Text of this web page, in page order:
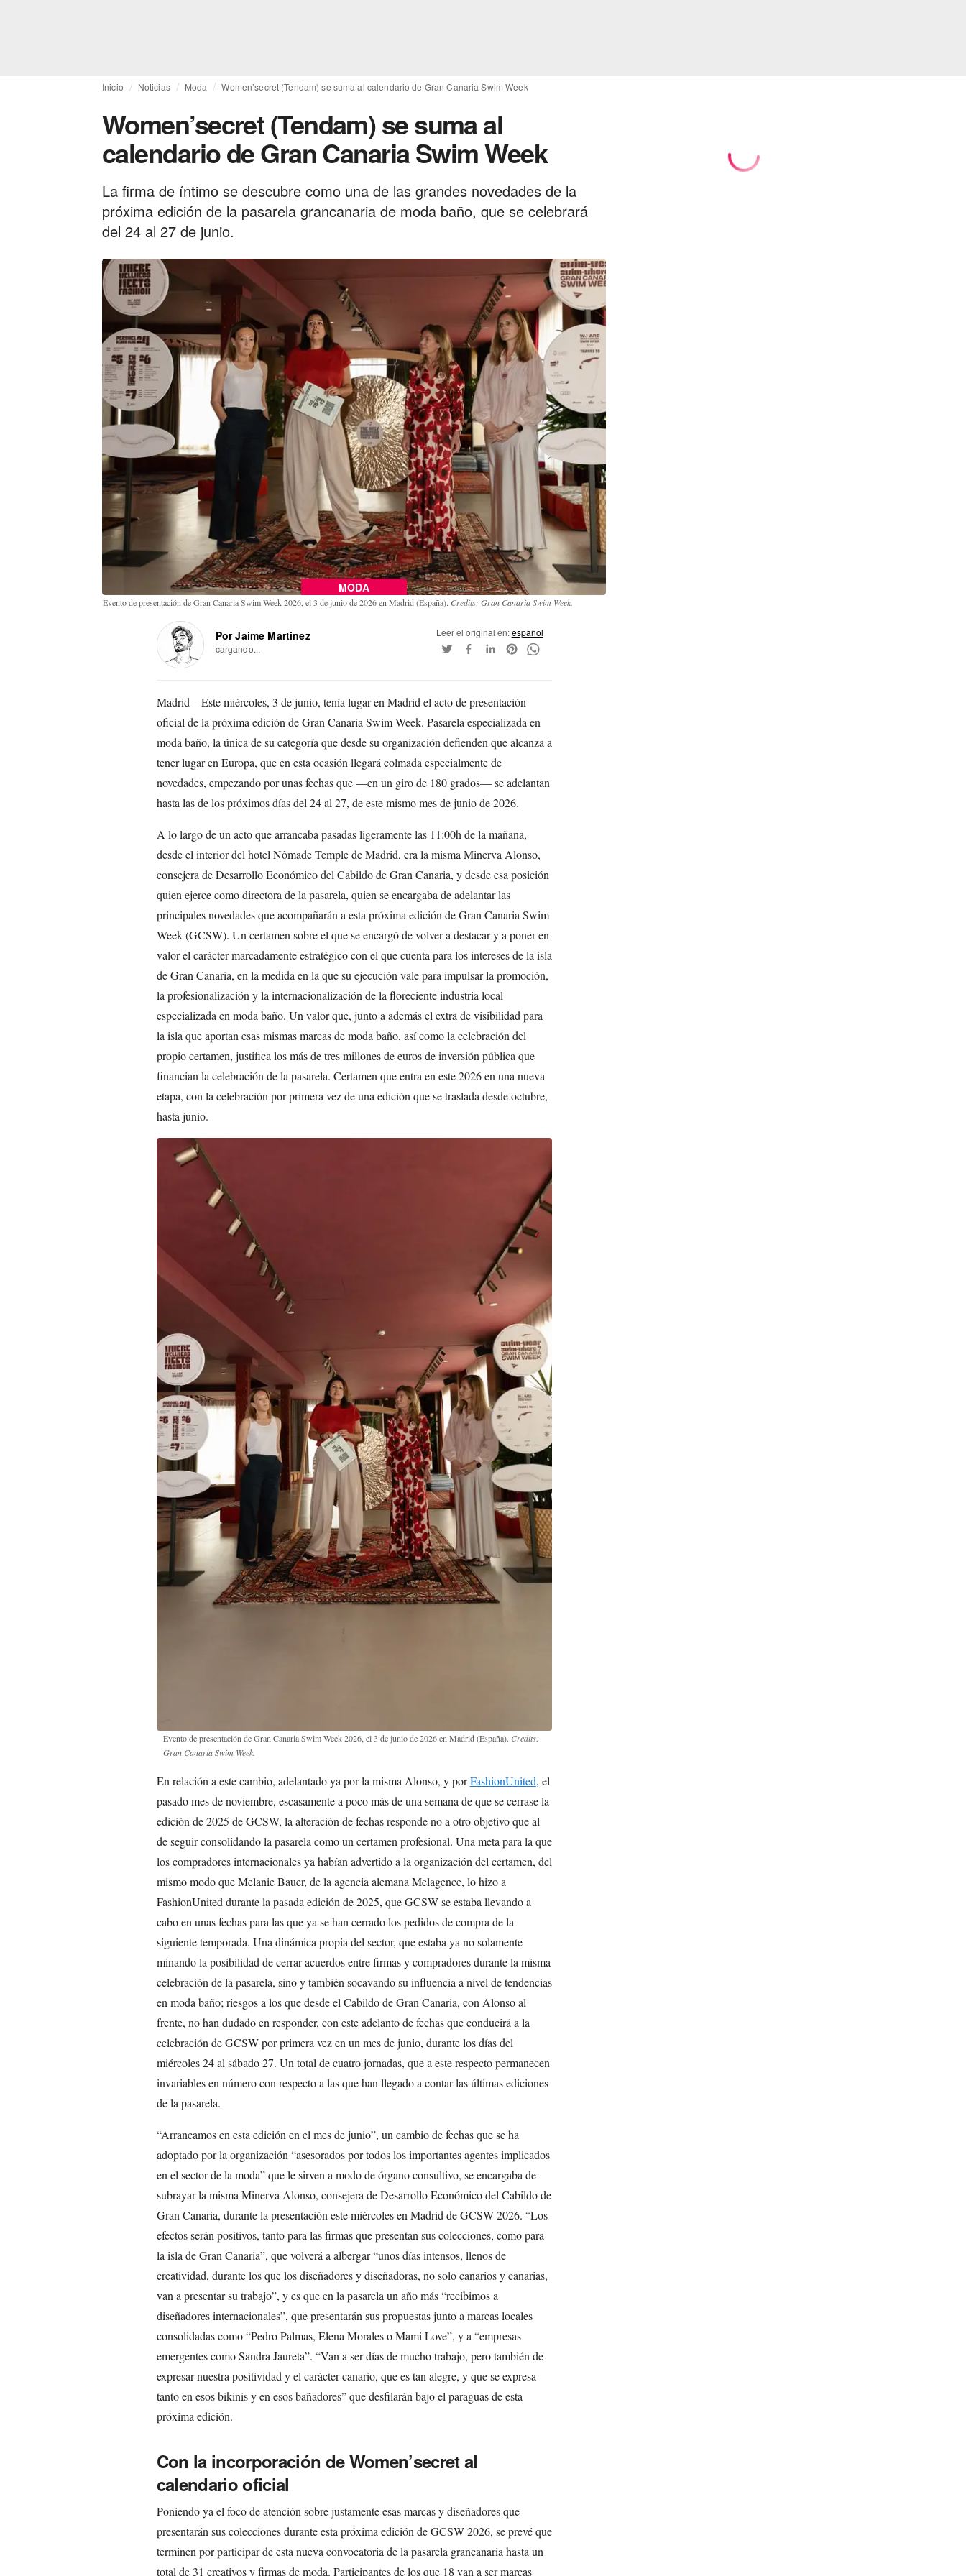
Inicio Noticias Moda Women’secret (Tendam) se suma al calendario de Gran Canaria Swim Week
Women’secret (Tendam) se suma al
calendario de Gran Canaria Swim Week
La firma de íntimo se descubre como una de las grandes novedades de la
próxima edición de la pasarela grancanaria de moda baño, que se celebrará
del 24 al 27 de junio.
MODA
Evento de presentación de Gran Canaria Swim Week 2026, el 3 de junio de 2026 en Madrid (España). Credits: Gran Canaria Swim Week.
Por Jaime Martinez
cargando...
Leer el original en:español
Madrid – Este miércoles, 3 de junio, tenía lugar en Madrid el acto de presentación
oficial de la próxima edición de Gran Canaria Swim Week. Pasarela especializada en
moda baño, la única de su categoría que desde su organización defienden que alcanza a
tener lugar en Europa, que en esta ocasión llegará colmada especialmente de
novedades, empezando por unas fechas que —en un giro de 180 grados— se adelantan
hasta las de los próximos días del 24 al 27, de este mismo mes de junio de 2026.
A lo largo de un acto que arrancaba pasadas ligeramente las 11:00h de la mañana,
desde el interior del hotel Nômade Temple de Madrid, era la misma Minerva Alonso,
consejera de Desarrollo Económico del Cabildo de Gran Canaria, y desde esa posición
quien ejerce como directora de la pasarela, quien se encargaba de adelantar las
principales novedades que acompañarán a esta próxima edición de Gran Canaria Swim
Week (GCSW). Un certamen sobre el que se encargó de volver a destacar y a poner en
valor el carácter marcadamente estratégico con el que cuenta para los intereses de la isla
de Gran Canaria, en la medida en la que su ejecución vale para impulsar la promoción,
la profesionalización y la internacionalización de la floreciente industria local
especializada en moda baño. Un valor que, junto a además el extra de visibilidad para
la isla que aportan esas mismas marcas de moda baño, así como la celebración del
propio certamen, justifica los más de tres millones de euros de inversión pública que
financian la celebración de la pasarela. Certamen que entra en este 2026 en una nueva
etapa, con la celebración por primera vez de una edición que se traslada desde octubre,
hasta junio.
Evento de presentación de Gran Canaria Swim Week 2026, el 3 de junio de 2026 en Madrid (España). Credits:
Gran Canaria Swim Week.
En relación a este cambio, adelantado ya por la misma Alonso, y porFashionUnited, el
pasado mes de noviembre, escasamente a poco más de una semana de que se cerrase la
edición de 2025 de GCSW, la alteración de fechas responde no a otro objetivo que al
de seguir consolidando la pasarela como un certamen profesional. Una meta para la que
los compradores internacionales ya habían advertido a la organización del certamen, del
mismo modo que Melanie Bauer, de la agencia alemana Melagence, lo hizo a
FashionUnited durante la pasada edición de 2025, que GCSW se estaba llevando a
cabo en unas fechas para las que ya se han cerrado los pedidos de compra de la
siguiente temporada. Una dinámica propia del sector, que estaba ya no solamente
minando la posibilidad de cerrar acuerdos entre firmas y compradores durante la misma
celebración de la pasarela, sino y también socavando su influencia a nivel de tendencias
en moda baño; riesgos a los que desde el Cabildo de Gran Canaria, con Alonso al
frente, no han dudado en responder, con este adelanto de fechas que conducirá a la
celebración de GCSW por primera vez en un mes de junio, durante los días del
miércoles 24 al sábado 27. Un total de cuatro jornadas, que a este respecto permanecen
invariables en número con respecto a las que han llegado a contar las últimas ediciones
de la pasarela.
“Arrancamos en esta edición en el mes de junio”, un cambio de fechas que se ha
adoptado por la organización “asesorados por todos los importantes agentes implicados
en el sector de la moda” que le sirven a modo de órgano consultivo, se encargaba de
subrayar la misma Minerva Alonso, consejera de Desarrollo Económico del Cabildo de
Gran Canaria, durante la presentación este miércoles en Madrid de GCSW 2026. “Los
efectos serán positivos, tanto para las firmas que presentan sus colecciones, como para
la isla de Gran Canaria”, que volverá a albergar “unos días intensos, llenos de
creatividad, durante los que los diseñadores y diseñadoras, no solo canarios y canarias,
van a presentar su trabajo”, y es que en la pasarela un año más “recibimos a
diseñadores internacionales”, que presentarán sus propuestas junto a marcas locales
consolidadas como “Pedro Palmas, Elena Morales o Mami Love”, y a “empresas
emergentes como Sandra Jaureta”. “Van a ser días de mucho trabajo, pero también de
expresar nuestra positividad y el carácter canario, que es tan alegre, y que se expresa
tanto en esos bikinis y en esos bañadores” que desfilarán bajo el paraguas de esta
próxima edición.
Con la incorporación de Women’secret al
calendario oficial
Poniendo ya el foco de atención sobre justamente esas marcas y diseñadores que
presentarán sus colecciones durante esta próxima edición de GCSW 2026, se prevé que
terminen por participar de esta nueva convocatoria de la pasarela grancanaria hasta un
total de 31 creativos y firmas de moda. Participantes de los que 18 van a ser marcas